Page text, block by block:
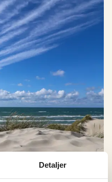
Detaljer